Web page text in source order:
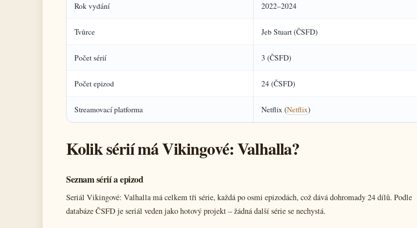
Rok vydání 2022–2024
Tvůrce Jeb Stuart (ČSFD)
Počet sérií 3 (ČSFD)
Počet epizod 24 (ČSFD)
Streamovací platforma Netflix (Netflix)
Kolik sérií má Vikingové: Valhalla?
Seznam sérií a epizod
Seriál Vikingové: Valhalla má celkem tři série, každá po osmi epizodách, což dává dohromady 24 dílů. Podle
databáze ČSFD je seriál veden jako hotový projekt – žádná další série se nechystá.